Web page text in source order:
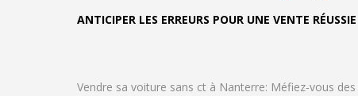
ANTICIPER LES ERREURS POUR UNE VENTE RÉUSSIE
Vendre sa voiture sans ct à Nanterre: Méfiez-vous